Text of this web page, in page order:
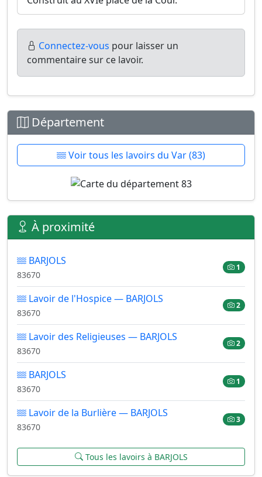
Connectez-vous pour laisser un
commentaire sur ce lavoir.
Département
Voir tous les lavoirs du Var (83)
À proximité
BARJOLS
83670
1
Lavoir de l'Hospice — BARJOLS
83670
2
Lavoir des Religieuses — BARJOLS
83670
2
BARJOLS
83670
1
Lavoir de la Burlière — BARJOLS
83670
3
Tous les lavoirs à BARJOLS